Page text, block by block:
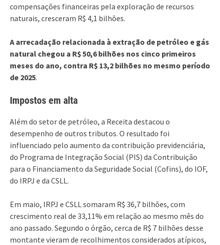
compensações financeiras pela exploração de recursos
naturais, cresceram R$ 4,1 bilhões.
A arrecadação relacionada à extração de petróleo e gás
natural chegou a R$ 50,6 bilhões nos cinco primeiros
meses do ano, contra R$ 13,2 bilhões no mesmo período
de 2025.
Impostos em alta
Além do setor de petróleo, a Receita destacou o
desempenho de outros tributos. O resultado foi
influenciado pelo aumento da contribuição previdenciária,
do Programa de Integração Social (PIS) da Contribuição
para o Financiamento da Seguridade Social (Cofins), do IOF,
do IRPJ e da CSLL.
Em maio, IRPJ e CSLL somaram R$ 36,7 bilhões, com
crescimento real de 33,11% em relação ao mesmo mês do
ano passado. Segundo o órgão, cerca de R$ 7 bilhões desse
montante vieram de recolhimentos considerados atípicos,